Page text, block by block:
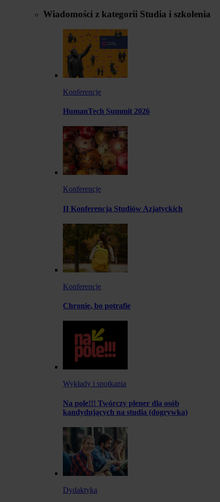
Wiadomości z kategorii Studia i szkolenia
Konferencje
HumanTech Summit 2026
Konferencje
II Konferencja Studiów Azjatyckich
Konferencje
Chronię, bo potrafię
Wykłady i spotkania
Na pole!!! Twórczy plener dla osób
kandydujących na studia (dogrywka)
Dydaktyka